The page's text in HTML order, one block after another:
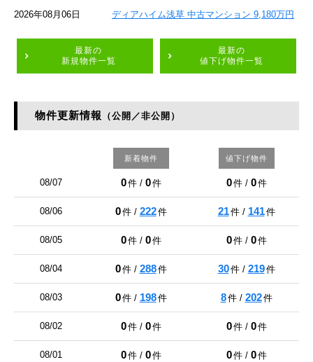
2026年08月06日 ディアハイム浅草 中古マンション 9,180万円
最新の
新規物件一覧
最新の
値下げ物件一覧
物件更新情報 （公開／非公開）
新着物件 値下げ物件
08/07 0件 / 0件 0件 / 0件
08/06 0件 / 222件 21件 / 141件
08/05 0件 / 0件 0件 / 0件
08/04 0件 / 288件 30件 / 219件
08/03 0件 / 198件 8件 / 202件
08/02 0件 / 0件 0件 / 0件
08/01 0件 / 0件 0件 / 0件